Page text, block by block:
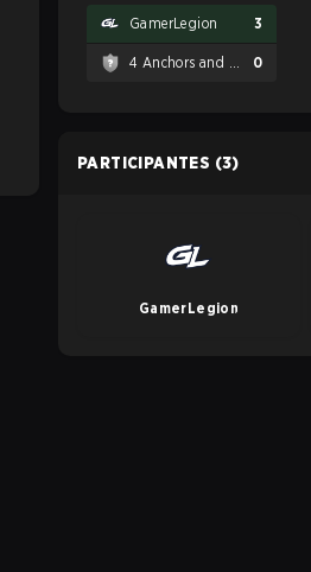
GamerLegion 3
0
PARTICIPANTES (3)
GamerLegion